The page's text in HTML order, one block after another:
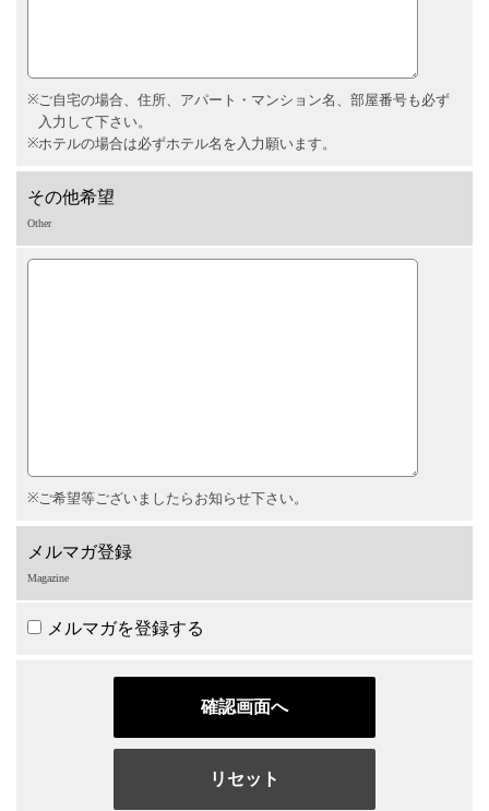
ご自宅の場合、住所、アパート・マンション名、部屋番号も必ず
入力して下さい。
ホテルの場合は必ずホテル名を入力願います。
その他希望
Other
ご希望等ございましたらお知らせ下さい。
メルマガ登録
Magazine
メルマガを登録する